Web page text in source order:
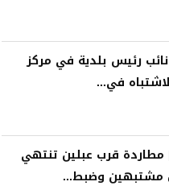
رئيس بلدية في مركز
في...
مطاردة قرب عبلين تنتهي
مشتبهين وضبط...